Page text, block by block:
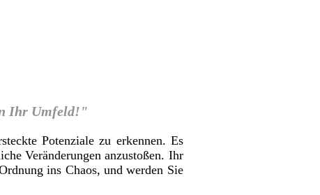
Ihr Umfeld!"
Potenziale zu erkennen. Es
Veränderungen anzustoßen. Ihr
ins Chaos, und werden Sie